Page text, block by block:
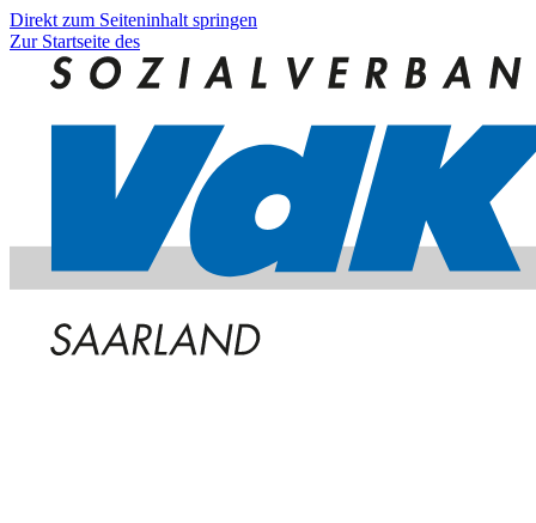
Direkt zum Seiteninhalt springen
Zur Startseite des